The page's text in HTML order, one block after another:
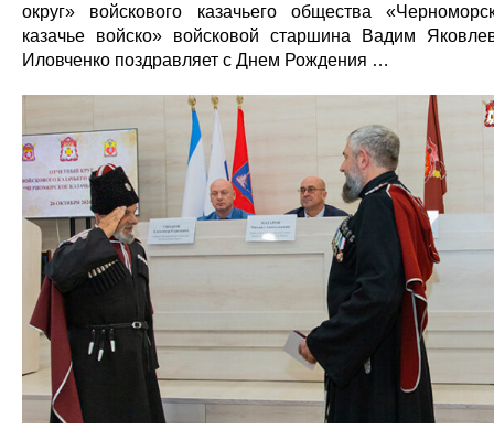
округ» войскового казачьего общества
казачье войско» войсковой старшина Вадим
Иловченко поздравляет с Днем Рождения …